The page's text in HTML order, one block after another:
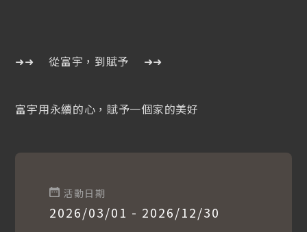
交屋後才是服務的開始
我們希望透過社區營造，讓每個社區充滿愛與關懷。
➜➜ 從富宇，到賦予 ➜➜
富宇用永續的心，賦予一個家的美好
活動日期
2026/03/01 - 2026/12/30